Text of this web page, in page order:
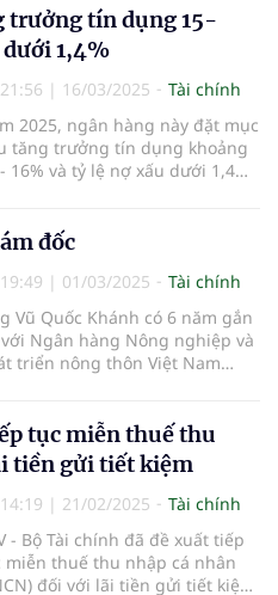
viên HĐQT Ngân hàng TMCP
nhấn mạnh.
trưởng tín dụng 15-
1,4%
21:56 | 16/03/2025
Tài chính
2025, ngân hàng này đặt mục
tăng trưởng tín dụng khoảng
16% và tỷ lệ nợ xấu dưới 1,4%.
từ nguồn ợi nhuận sau
đốc
19:49 | 01/03/2025
Tài chính
Vũ Quốc Khánh có 6 năm gắn
Ngân hàng Nông nghiệp và
triển nông thôn Việt Nam
tục miễn thuế thu
tiền gửi tiết kiệm
14:19 | 21/02/2025
Tài chính
- Bộ Tài chính đã đề xuất tiếp
miễn thuế thu nhập cá nhân
đối với lãi tiền gửi tiết kiệm,